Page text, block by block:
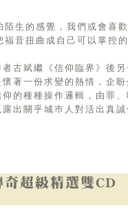
福音扭曲成自己可以掌控
者古斌繼《信仰臨界》後
懷著一份求變的熱情，企
仰的種種操作邏輯，由罪
露出關乎城巿人對活出真